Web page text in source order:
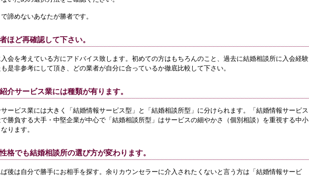
諦めないあなたが勝者です。
ほど再確認して下さい。
会を考えている方にアドバイス致します。初めての方はもちろんのこと、過去に結婚相談所に入会経験
是非参考にして頂き、どの業者が自分に合っているか徹底比較して下さい。
介サービス業には種類が有ります。
ービス業には大きく「結婚情報サービス型」と「結婚相談所型」に分けられます。「結婚情報サービス
勝負する大手・中堅企業が中心で「結婚相談所型」はサービスの細やかさ（個別相談）を重視する中小
ります。
格でも結婚相談所の選び方が変わります。
後は自分で勝手にお相手を探す。余りカウンセラーに介入されたくないと言う方は「結婚情報サービ